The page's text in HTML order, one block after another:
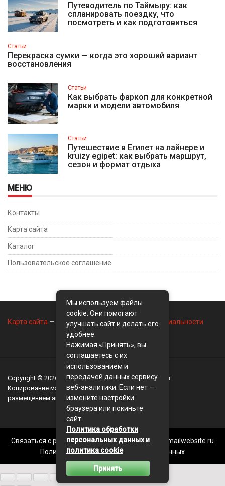
Путеводитель по Таймыру: как
спланировать поездку, что
посмотреть и как подготовиться
Статьи
Перекраска сумки — когда это хороший вариант
восстановления
Статьи
Как выбрать фаркоп для конкретной
марки и модели автомобиля
Статьи
Путешествие в Египет на лайнере и
kruizy egipet: как выбрать маршрут,
сезон и формат отдыха
МЕНЮ
Контакты
Карта сайта
Каталог
Пользовательское соглашение
Карта сайта — Контакты— Политика конфиденциальности
Copyright © 2026 BusinessMix- Экономика и финансы
Копирование материалов разрешается, только с
размещением активной ссылки на сайтBusinessMix
Связаться с редакцией сайта: businessmix.ru@mailwebsite.ru
Политика обработки персональных данных
Мы используем файлы
cookie. Они помогают
улучшать сайт и делать его
удобнее.
Нажимая «Принять», вы
соглашаетесь с их
использованием и
передачей данных сервису
веб-аналитики. Если нет —
измените настройки
браузера или покиньте
сайт.
Политика обработки
персональных данных и
политика cookie
Принять